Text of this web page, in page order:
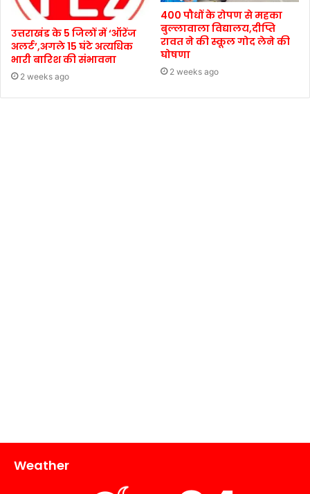
उत्तराखंड के 5 जिलों में ‘ऑरेंज
अलर्ट’,अगले 15 घंटे अत्यधिक
भारी बारिश की संभावना
2 weeks ago
400 पौधों के रोपण से महका
बुल्लावाला विद्यालय,दीप्ति
रावत ने की स्कूल गोद लेने की
घोषणा
2 weeks ago
Weather